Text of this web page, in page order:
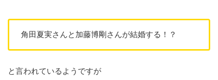
角田夏実さんと加藤博剛さんが結婚する！？
と言われているようですが